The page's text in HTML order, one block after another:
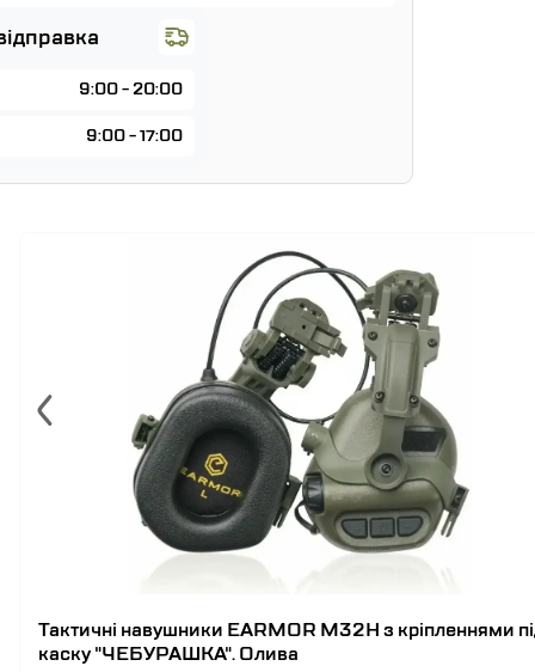
9:00 - 20:00
9:00 - 17:00
Тактичні навушники EARMOR M32H з кріпленнями
каску "ЧЕБУРАШКА". Олива